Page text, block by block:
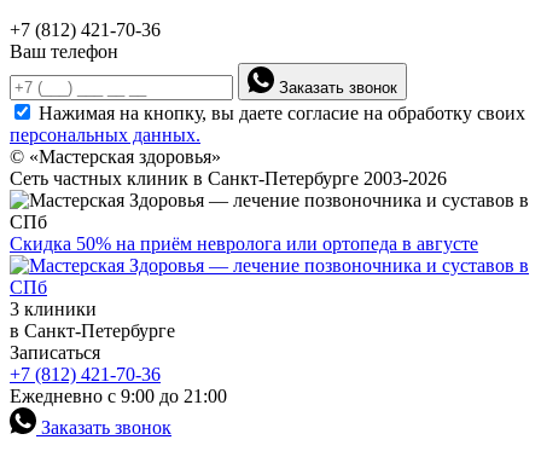
+7 (812) 421-70-36
Ваш телефон
Заказать звонок
Нажимая на кнопку, вы даете согласие на обработку своих
персональных данных.
© «Мастерская здоровья»
Сеть частных клиник в Санкт-Петербурге 2003-2026
Скидка 50% на приём невролога или ортопеда в августе
3 клиники
в Санкт-Петербурге
Записаться
+7 (812) 421-70-36
Ежедневно с 9:00 до 21:00
Заказать звонок